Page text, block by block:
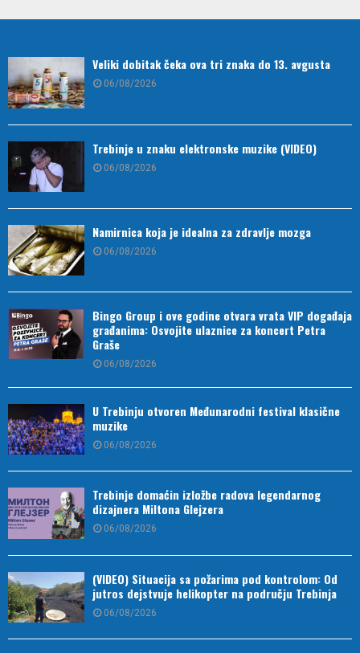
Veliki dobitak čeka ova tri znaka do 13. avgusta
06/08/2026
Trebinje u znaku elektronske muzike (VIDEO)
06/08/2026
Namirnica koja je idealna za zdravlje mozga
06/08/2026
Bingo Group i ove godine otvara vrata VIP događaja
građanima: Osvojite ulaznice za koncert Petra
Graše
06/08/2026
U Trebinju otvoren Međunarodni festival klasične
muzike
06/08/2026
Trebinje domaćin izložbe radova legendarnog
dizajnera Miltona Glejzera
06/08/2026
(VIDEO) Situacija sa požarima pod kontrolom: Od
jutros dejstvuje helikopter na području Trebinja
06/08/2026